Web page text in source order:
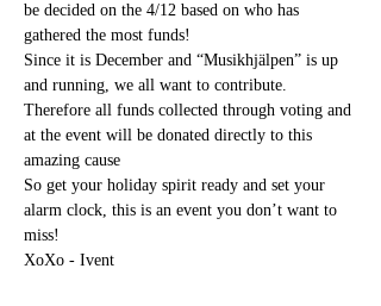
be decided on the 4/12 based on who has
gathered the most funds!
Since it is December and “Musikhjälpen” is up
and running, we all want to contribute.
Therefore all funds collected through voting and
at the event will be donated directly to this
amazing cause
So get your holiday spirit ready and set your
alarm clock, this is an event you don’t want to
miss!
XoXo - Ivent